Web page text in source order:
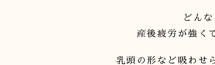
どん
産後疲労が強く
乳頭の形など吸わせ